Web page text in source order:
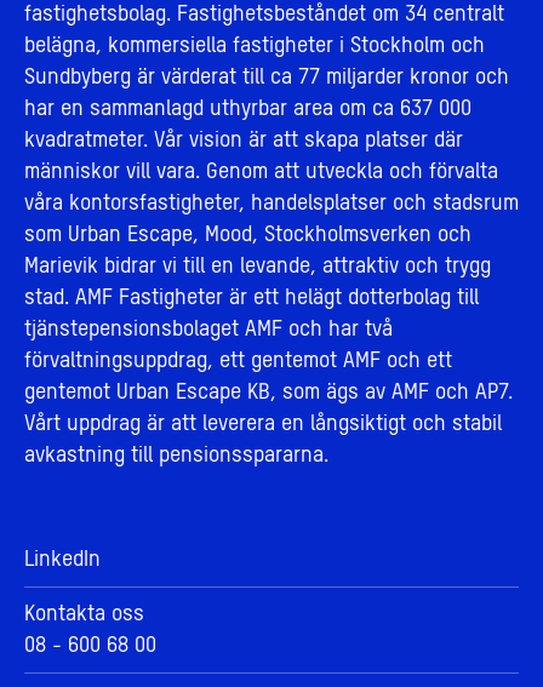
fastighetsbolag. Fastighetsbeståndet om 34 centralt
belägna, kommersiella fastigheter i Stockholm och
Sundbyberg är värderat till ca 77 miljarder kronor och
har en sammanlagd uthyrbar area om ca 637 000
kvadratmeter. Vår vision är att skapa platser där
människor vill vara. Genom att utveckla och förvalta
våra kontorsfastigheter, handelsplatser och stadsrum
som Urban Escape, Mood, Stockholmsverken och
Marievik bidrar vi till en levande, attraktiv och trygg
stad. AMF Fastigheter är ett helägt dotterbolag till
tjänstepensionsbolaget AMF och har två
förvaltningsuppdrag, ett gentemot AMF och ett
gentemot Urban Escape KB, som ägs av AMF och AP7.
Vårt uppdrag är att leverera en långsiktigt och stabil
avkastning till pensionsspararna.
LinkedIn
Kontakta oss
08 - 600 68 00